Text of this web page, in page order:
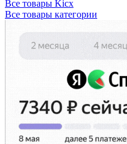
Все товары Kicx
Все товары категории